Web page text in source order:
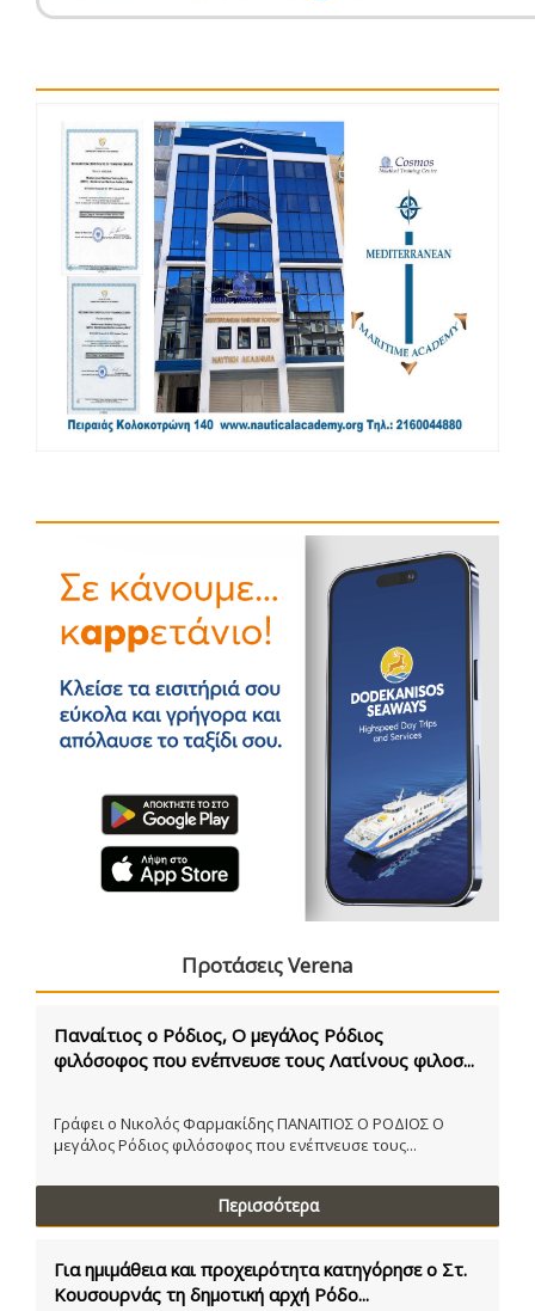
Προτάσεις Verena
Παναίτιος ο Ρόδιος, Ο μεγάλος Ρόδιος
φιλόσοφος που ενέπνευσε τους Λατίνους φιλοσ...
Γράφει ο Νικολός Φαρμακίδης ΠΑΝΑΙΤΙΟΣ Ο ΡΟΔΙΟΣ Ο
μεγάλος Ρόδιος φιλόσοφος που ενέπνευσε τους...
Περισσότερα
Για ημιμάθεια και προχειρότητα κατηγόρησε ο Στ.
Κουσουρνάς τη δημοτική αρχή Ρόδο...